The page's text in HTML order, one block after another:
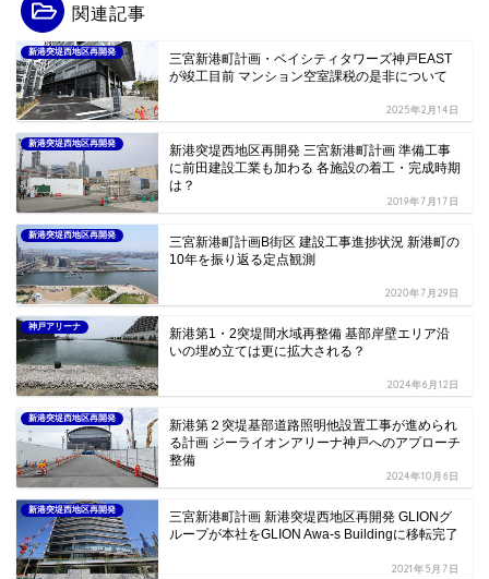
関連記事
新港突堤西地区再開発
三宮新港町計画・ベイシティタワーズ神戸EAST
が竣工目前 マンション空室課税の是非について
2025年2月14日
新港突堤西地区再開発
新港突堤西地区再開発 三宮新港町計画 準備工事
に前田建設工業も加わる 各施設の着工・完成時期
は？
2019年7月17日
新港突堤西地区再開発
三宮新港町計画B街区 建設工事進捗状況 新港町の
10年を振り返る定点観測
2020年7月29日
神戸アリーナ
新港第1・2突堤間水域再整備 基部岸壁エリア沿
いの埋め立ては更に拡大される？
2024年6月12日
新港突堤西地区再開発
新港第２突堤基部道路照明他設置工事が進められ
る計画 ジーライオンアリーナ神戸へのアプローチ
整備
2024年10月6日
新港突堤西地区再開発
三宮新港町計画 新港突堤西地区再開発 GLIONグ
ループが本社をGLION Awa-s Buildingに移転完了
2021年5月7日